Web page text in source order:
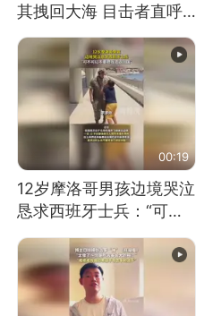
其拽回大海 目击者直呼
震惊 （视频来源：参考
消息）
00:19
12岁摩洛哥男孩边境哭泣
恳求西班牙士兵：“可不
可以不要把我遣返回国”